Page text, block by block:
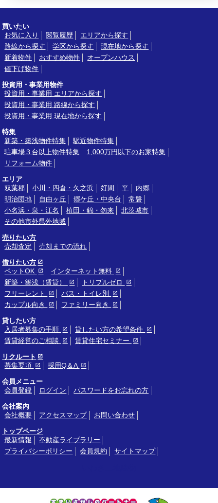
買いたい
お気に入り
閲覧履歴
エリアから探す
路線から探す
学区から探す
現在地から探す
新着物件
おすすめ物件
オープンハウス
値下げ物件
投資用・事業用物件
投資用・事業用 エリアから探す
投資用・事業用 路線から探す
投資用・事業用 現在地から探す
特集
新築・築浅物件特集
駅近物件特集
駐車場３台以上物件特集
1,000万円以下のお家特集
リフォーム物件
エリア
双葉郡
小川・四倉・久之浜 好間 平
内郷
明治団地
自由ヶ丘 郷ケ丘・中央台
常磐
小名浜・泉・江名
植田・錦・勿来
北茨城市
その他市外県外地域
売りたい方
売却査定
売却までの流れ
借りたい方
ペットOK
インターネット無料
新築・築浅（賃貸）
トリプルゼロ
フリーレント
バス・トイレ別
カップル向き
ファミリー向き
貸したい方
入居者募集の手順
貸したい方の希望条件
賃貸経営のご相談
賃貸住宅セミナー
リクルート
募集要項
採用Q＆A
会員メニュー
会員登録
ログイン パスワードをお忘れの方
会社案内
会社概要
アクセスマップ お問い合わせ
トップページ
最新情報
不動産ライブラリー
プライバシーポリシー
会員規約 サイトマップ